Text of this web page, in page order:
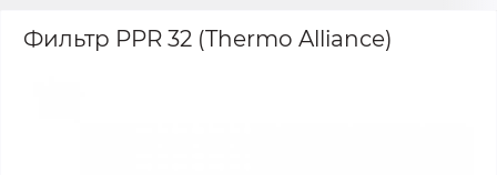
Фильтр PPR 32 (Thermo Alliance)